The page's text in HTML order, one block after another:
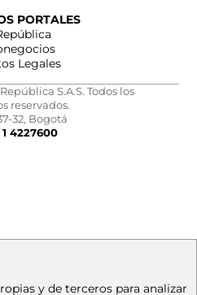
PORTALES
Legales
S.A.S. Todos los
reservados.
32, Bogotá
1 4227600
y de terceros para analizar